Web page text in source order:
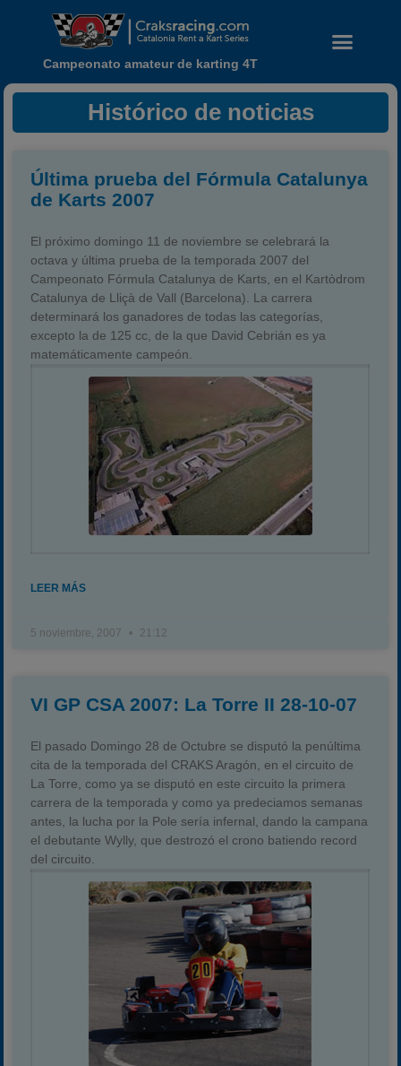
Noticias
Calendario
Carreras finalizadas
Campeonato
Temporada 2026
Temporadas anteriores
2020-2021
Campeonato amateur de karting 4T
Histórico de noticias
Última prueba del Fórmula Catalunya
de Karts 2007
El próximo domingo 11 de noviembre se celebrará la
octava y última prueba de la temporada 2007 del
Campeonato Fórmula Catalunya de Karts, en el Kartòdrom
Catalunya de Lliçà de Vall (Barcelona). La carrera
determinará los ganadores de todas las categorías,
excepto la de 125 cc, de la que David Cebrián es ya
matemáticamente campeón.
LEER MÁS
5 noviembre, 2007 21:12
VI GP CSA 2007: La Torre II 28-10-07
El pasado Domingo 28 de Octubre se disputó la penúltima
cita de la temporada del CRAKS Aragón, en el circuito de
La Torre, como ya se disputó en este circuito la primera
carrera de la temporada y como ya predeciamos semanas
antes, la lucha por la Pole sería infernal, dando la campana
el debutante Wylly, que destrozó el crono batiendo record
del circuito.